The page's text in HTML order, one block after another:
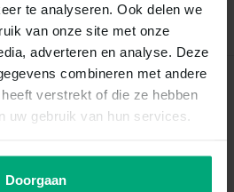
te analyseren. Ook delen we
van onze site met onze
adverteren en analyse. Deze
combineren met andere
verstrekt of die ze hebben
uw gebruik van hun services.
Doorgaan